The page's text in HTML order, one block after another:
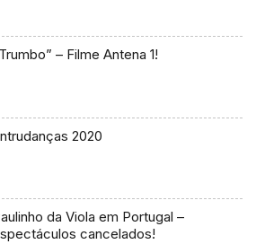
– Filme Antena 1!
2020
da Viola em Portugal –
cancelados!